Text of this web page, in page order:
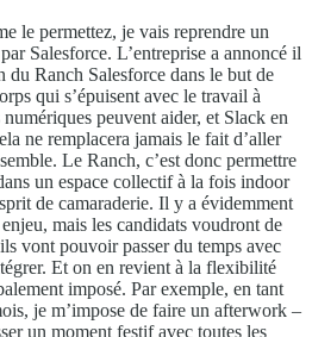
le permettez, je vais reprendre un
Salesforce. L’entreprise a annoncé il
du Ranch Salesforce dans le but de
qui s’épuisent avec le travail à
peuvent aider, et Slack en
ne remplacera jamais le fait d’aller
Le Ranch, c’est donc permettre
un espace collectif à la fois indoor
de camaraderie. Il y a évidemment
mais les candidats voudront de
vont pouvoir passer du temps avec
Et on en revient à la flexibilité
imposé. Par exemple, en tant
je m’impose de faire un afterwork –
un moment festif avec toutes les